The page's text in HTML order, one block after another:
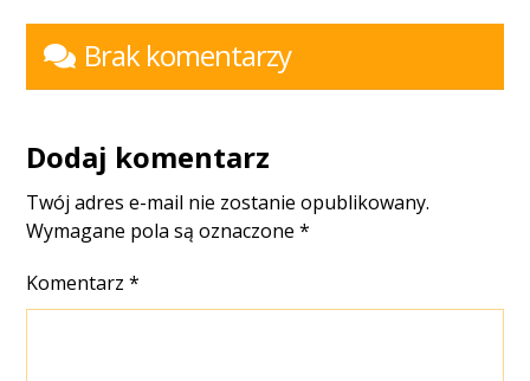
Brak komentarzy
Dodaj komentarz
Twój adres e-mail nie zostanie opublikowany.
Wymagane pola są oznaczone*
Komentarz*